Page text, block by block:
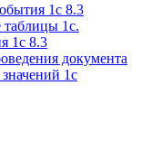
1с 8.3
1с.
1с 8.3
документа
1с